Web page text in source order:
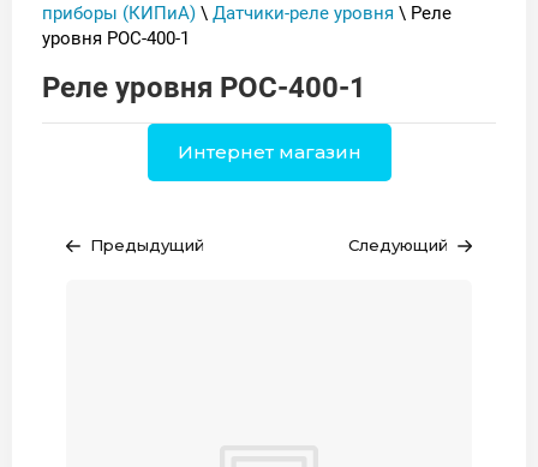
приборы (КИПиА) \ Датчики-реле уровня \ Реле
уровня РОС-400-1
Реле уровня РОС-400-1
Интернет магазин
Предыдущий Следующий